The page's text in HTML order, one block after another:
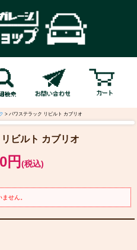
> パワステラック リビルト カブリオ
ビルト カブリオ
円 (税込)
せん。